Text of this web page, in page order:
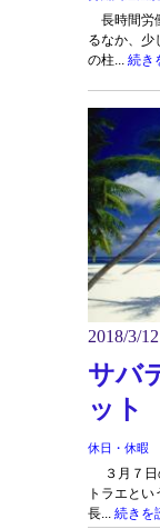
長時間労
るなか、少
の柱... 続き
2018/3/12
サバ
ット
休日・休暇
３月７日
トラエと
長... 続きを